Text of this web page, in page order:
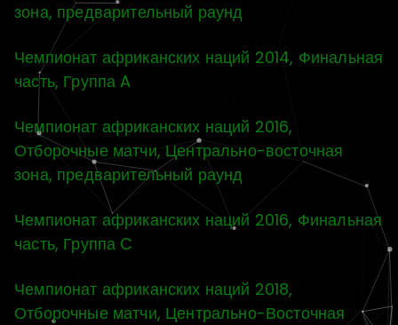
зона, предварительный раунд
Чемпионат африканских наций 2014, Финальная
часть, Группа A
Чемпионат африканских наций 2016,
Отборочные матчи, Центрально-восточная
зона, предварительный раунд
Чемпионат африканских наций 2016, Финальная
часть, Группа C
Чемпионат африканских наций 2018,
Отборочные матчи, Центрально-Восточная